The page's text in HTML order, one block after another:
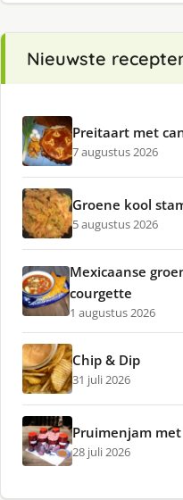
Nieuwste
Preitaart met
7 augustus 2026
Groene kool
5 augustus 2026
Mexicaanse
courgette
1 augustus 2026
Chip & Dip
31 juli 2026
Pruimenjam
28 juli 2026